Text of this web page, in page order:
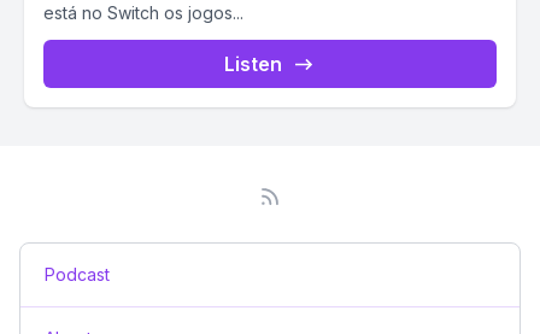
está no Switch os jogos...
Listen
Podcast